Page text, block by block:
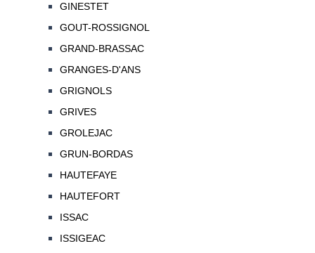
GINESTET
GOUT-ROSSIGNOL
GRAND-BRASSAC
GRANGES-D'ANS
GRIGNOLS
GRIVES
GROLEJAC
GRUN-BORDAS
HAUTEFAYE
HAUTEFORT
ISSAC
ISSIGEAC